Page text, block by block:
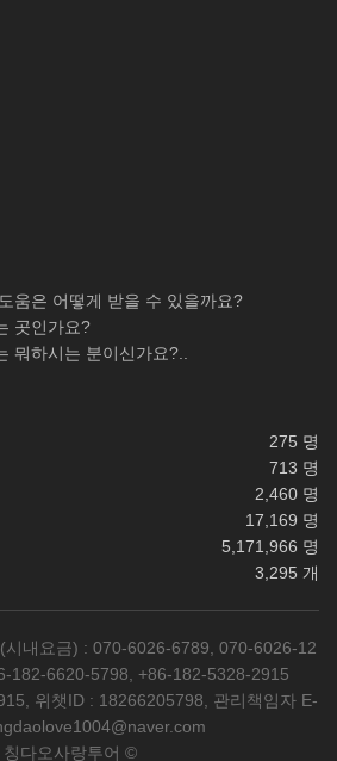
움은 어떻게 받을 수 있을까요?
곳인가요?
뭐하시는 분이신가요?..
275 명
713 명
2,460 명
17,169 명
5,171,966 명
3,295 개
내요금) : 070-6026-6789, 070-6026-12
182-6620-5798, +86-182-5328-2915
위챗ID : 18266205798, 관리책임자 E-
칭다오사랑투어 ©